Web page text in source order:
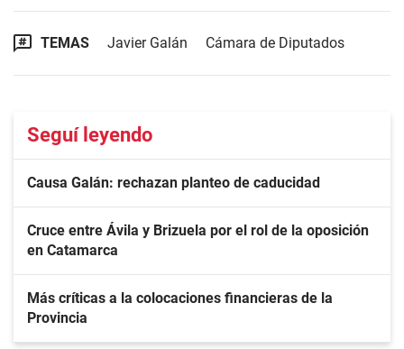
TEMAS Javier Galán Cámara de Diputados
Seguí leyendo
Causa Galán: rechazan planteo de caducidad
Cruce entre Ávila y Brizuela por el rol de la oposición
en Catamarca
Más críticas a la colocaciones financieras de la
Provincia